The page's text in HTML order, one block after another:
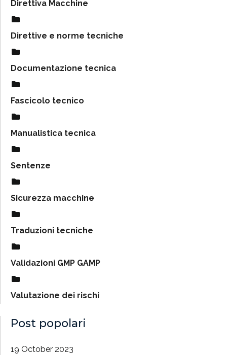
Direttiva Macchine
Direttive e norme tecniche
Documentazione tecnica
Fascicolo tecnico
Manualistica tecnica
Sentenze
Sicurezza macchine
Traduzioni tecniche
Validazioni GMP GAMP
Valutazione dei rischi
Post popolari
19 October 2023